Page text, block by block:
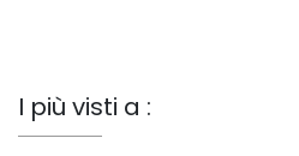
I più visti a :